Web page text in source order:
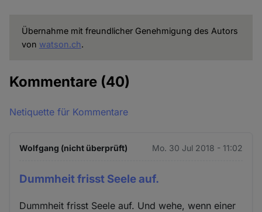
Übernahme mit freundlicher Genehmigung des Autors
von watson.ch.
Kommentare (40)
Netiquette für Kommentare
Wolfgang (nicht überprüft) Mo. 30 Jul 2018 - 11:02
Dummheit frisst Seele auf.
Dummheit frisst Seele auf. Und wehe, wenn einer